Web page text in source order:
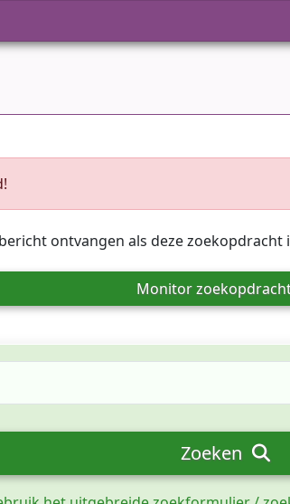
ontvangen als deze
Monitor
Zoeken